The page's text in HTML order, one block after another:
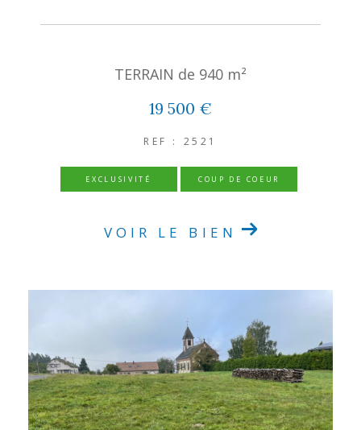
TERRAIN de 940 m²
19 500 €
REF : 2521
EXCLUSIVITÉ COUP DE COEUR
VOIR LE BIEN